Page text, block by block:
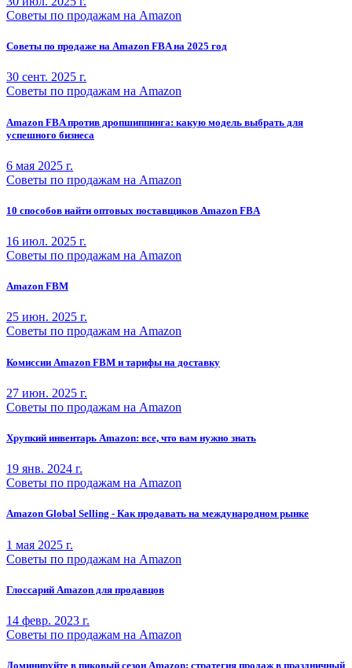
Советы по продажам на Amazon
Советы по продаже на Amazon FBA на 2025 год
30 сент. 2025 г.
Советы по продажам на Amazon
Amazon FBA против дропшиппинга: какую модель выбрать для
успешного бизнеса
6 мая 2025 г.
Советы по продажам на Amazon
10 способов найти оптовых поставщиков Amazon FBA
16 июл. 2025 г.
Советы по продажам на Amazon
Amazon FBM
25 июн. 2025 г.
Советы по продажам на Amazon
Комиссии Amazon FBM и тарифы на доставку
27 июн. 2025 г.
Советы по продажам на Amazon
Хрупкий инвентарь Amazon: все, что вам нужно знать
19 янв. 2024 г.
Советы по продажам на Amazon
Amazon Global Selling - Как продавать на международном рынке
1 мая 2025 г.
Советы по продажам на Amazon
Глоссарий Amazon для продавцов
14 февр. 2023 г.
Советы по продажам на Amazon
Доминируйте в пиковый сезон Amazon: стратегия продаж в праздничный